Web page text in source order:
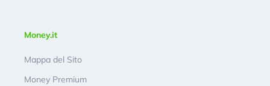
Money.it
Mappa del Sito
Money Premium